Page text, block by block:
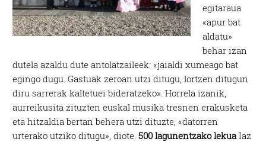
egitaraua
«apur bat
aldatu»
behar izan
dutela azaldu dute antolatzaileek: «jaialdi xumeago bat
egingo dugu. Gastuak zeroan utzi ditugu, lortzen ditugun
diru sarrerak kaltetuei bideratzeko». Horrela izanik,
aurreikusita zituzten euskal musika tresnen erakusketa
eta hitzaldia bertan behera utzi dituzte, «datorren
urterako utziko ditugu», diote.500 lagunentzako lekuaIaz